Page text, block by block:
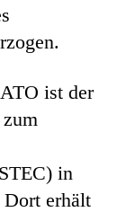
ist der
in
erhält